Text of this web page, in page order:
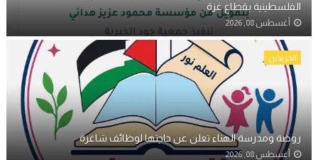
الفلسطينية بقطاع غزة
أغسطس 08, 2026
الخريجين
روضة ومدرسة الهناء تعلن عن حاجتها لوظائف شاغرة
أغسطس 08, 2026